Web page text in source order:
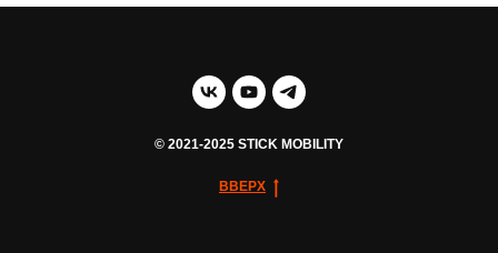
© 2021-2025 STICK MOBILITY
ВВЕРХ